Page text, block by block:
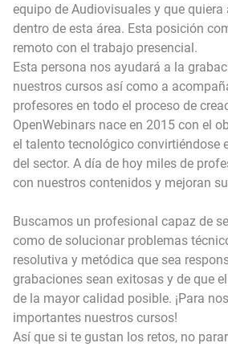
equipo de Audiovisuales y que quiera
dentro de esta área. Esta posición
remoto con el trabajo presencial.
Esta persona nos ayudará a la
nuestros cursos así como a
profesores en todo el proceso de
OpenWebinars nace en 2015 con el
el talento tecnológico convirtiéndose
del sector. A día de hoy miles de
con nuestros contenidos y mejoran
Buscamos un profesional capaz de
como de solucionar problemas
resolutiva y metódica que sea
grabaciones sean exitosas y de que
de la mayor calidad posible. ¡Para
importantes nuestros cursos!
Así que si te gustan los retos, no